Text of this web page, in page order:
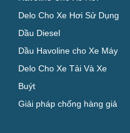
CHỦ XE CÁ NHÂN
Havoline Cho Xe Hơi
Delo Cho Xe Hơi Sử Dụng
Dầu Diesel
Dầu Havoline cho Xe Máy
Delo Cho Xe Tải Và Xe